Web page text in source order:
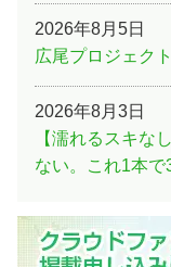
2026年8月5日
広尾プロジェク
2026年8月3日
【濡れるスキな
ない。これ1本